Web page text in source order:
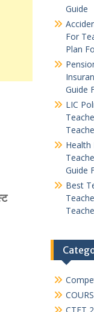
Guide
For
Plan
Guide
LIC
Health
Guide
Best